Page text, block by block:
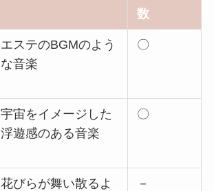
数
エステのBGMのよう
な音楽
〇
宇宙をイメージした
浮遊感のある音楽
〇
花びらが舞い散るよ
－